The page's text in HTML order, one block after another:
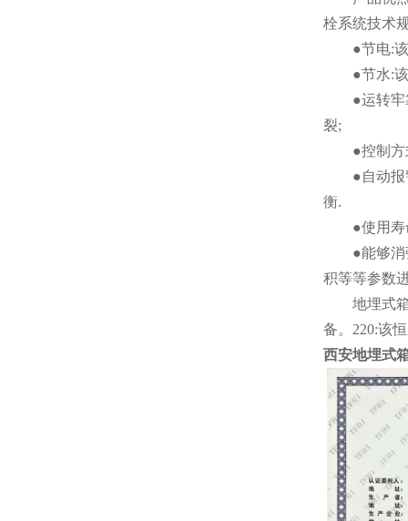
栓系统技术
●节电:该
●节水:该地
●运转牢靠:
裂;
●控制方式
●自动报警
衡.
●使用寿命
●能够消弭
积等等参数
地埋式箱
备。220:该
西安地埋式